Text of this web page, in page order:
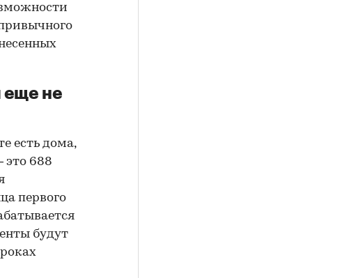
еще не
есть дома,
это 688
первого
будут